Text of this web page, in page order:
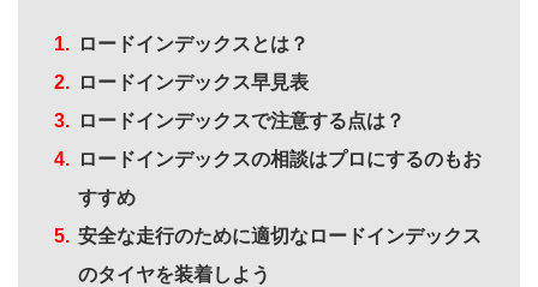
ロードインデックスとは？
ロードインデックス早見表
ロードインデックスで注意する点は？
ロードインデックスの相談はプロにするのもお
すすめ
安全な走行のために適切なロードインデックス
のタイヤを装着しよう